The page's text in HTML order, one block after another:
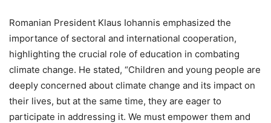
Romanian President Klaus Iohannis emphasized the
importance of sectoral and international cooperation,
highlighting the crucial role of education in combating
climate change. He stated, “Children and young people are
deeply concerned about climate change and its impact on
their lives, but at the same time, they are eager to
participate in addressing it. We must empower them and